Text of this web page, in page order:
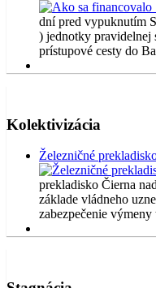
dní pred vypuknutím
) jednotky pravidelnej
prístupové cesty do
Kolektivizácia
Železničné
prekladisko Čierna
základe vládneho
zabezpečenie